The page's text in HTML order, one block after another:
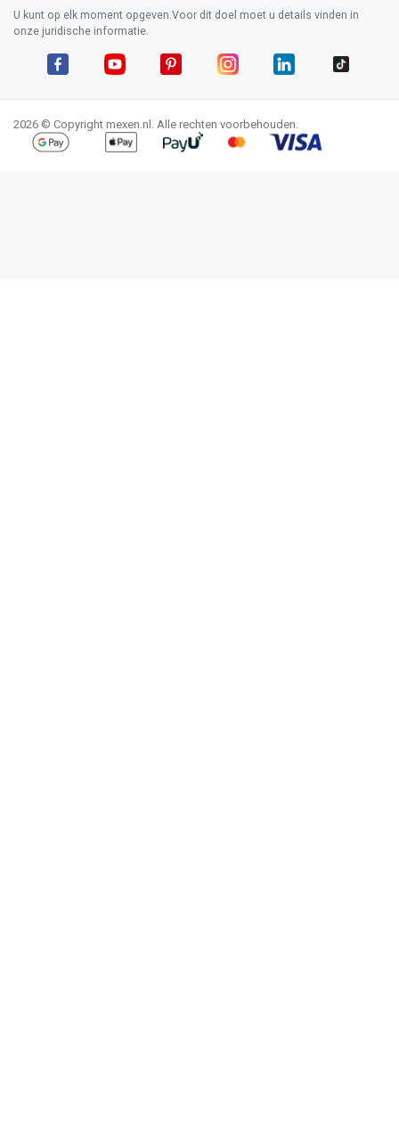
U kunt op elk moment opgeven.Voor dit doel moet u details vinden in
onze juridische informatie.
2026 © Copyright mexen.nl. Alle rechten voorbehouden.